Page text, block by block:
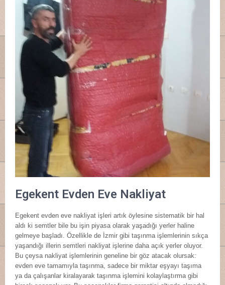
Egekent Evden Eve Nakliyat
Egekent evden eve nakliyat işleri artık öylesine sistematik bir hal
aldı ki semtler bile bu işin piyasa olarak yaşadığı yerler haline
gelmeye başladı. Özellikle de İzmir gibi taşınma işlemlerinin sıkça
yaşandığı illerin semtleri nakliyat işlerine daha açık yerler oluyor.
Bu çeysa nakliyat işlemlerinin geneline bir göz atacak olursak:
evden eve tamamıyla taşınma, sadece bir miktar eşyayı taşıma
ya da çalışanlar kiralayarak taşınma işlemini kolaylaştırma gibi